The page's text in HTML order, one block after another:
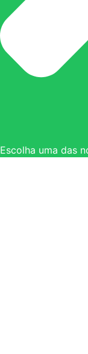
Escolha uma das